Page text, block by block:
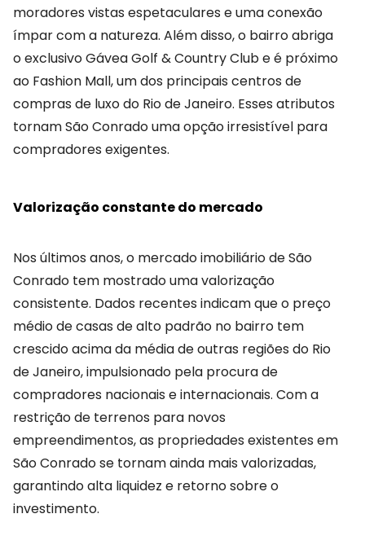
moradores vistas espetaculares e uma conexão
ímpar com a natureza. Além disso, o bairro abriga
o exclusivo Gávea Golf & Country Club e é próximo
ao Fashion Mall, um dos principais centros de
compras de luxo do Rio de Janeiro. Esses atributos
tornam São Conrado uma opção irresistível para
compradores exigentes.
Valorização constante do mercado
Nos últimos anos, o mercado imobiliário de São
Conrado tem mostrado uma valorização
consistente. Dados recentes indicam que o preço
médio de casas de alto padrão no bairro tem
crescido acima da média de outras regiões do Rio
de Janeiro, impulsionado pela procura de
compradores nacionais e internacionais. Com a
restrição de terrenos para novos
empreendimentos, as propriedades existentes em
São Conrado se tornam ainda mais valorizadas,
garantindo alta liquidez e retorno sobre o
investimento.